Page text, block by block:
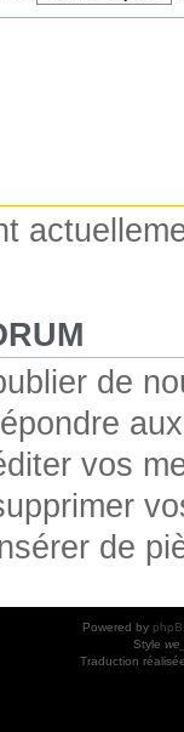
de
vos
de
Powered by
Style
Traduction